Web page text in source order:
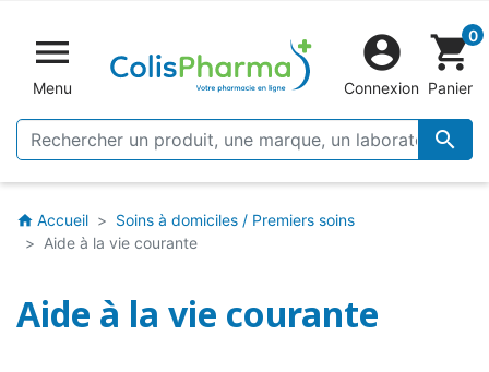

Menu


Connexion
shopping_cart0
Panier
home Accueil
Soins à domiciles / Premiers soins
Aide à la vie courante
Aide à la vie courante